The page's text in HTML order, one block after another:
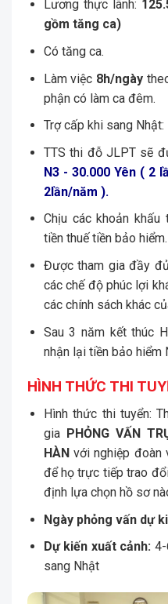
Lương thực lãnh:
gồm tăng ca)
Có tăng ca.
Làm việc 8h/ngày
phận có làm ca đêm.
Trợ cấp khi sang Nhật:
TTS thi đỗ JLPT sẽ
N3 - 30.000 Yên ( 2
2lần/năm ).
Chịu các khoản
tiền thuế tiền bảo
Được tham gia đầy
các chế độ phúc lợi
các chính sách khác
Sau 3 năm kết thúc
nhận lại tiền bảo hiểm
HÌNH THỨC THI
Hình thức thi tuyển:
gia PHỎNG VẤN
HÀNvới nghiệp đoàn
để họ trực tiếp trao
định lựa chọn hồ sơ
Ngày phỏng vấn dự
Dự kiến xuất cảnh:
sang Nhật